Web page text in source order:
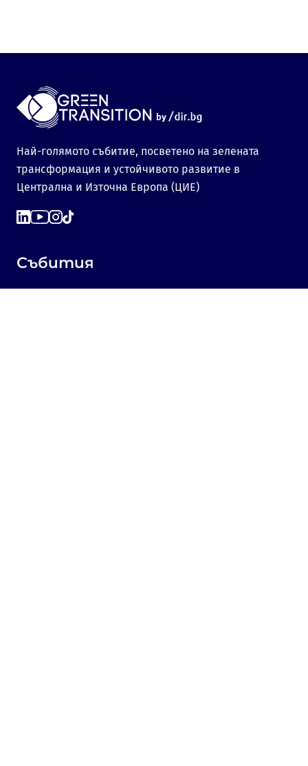
Най-голямото събитие, посветено на зелената
трансформация и устойчивото развитие в
Централна и Източна Европа (ЦИЕ)
Събития